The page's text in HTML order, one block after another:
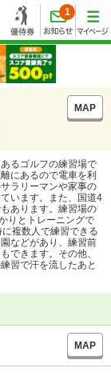
1
MAP
るゴルフの練習場で
にあるので電車を利
ラリーマンや家事の
います。また、国道4
あります。練習場の
りとトレーニングで
複数人で練習できる
などがあり、練習前
できます。その他、
習で汗を流したあと
MAP